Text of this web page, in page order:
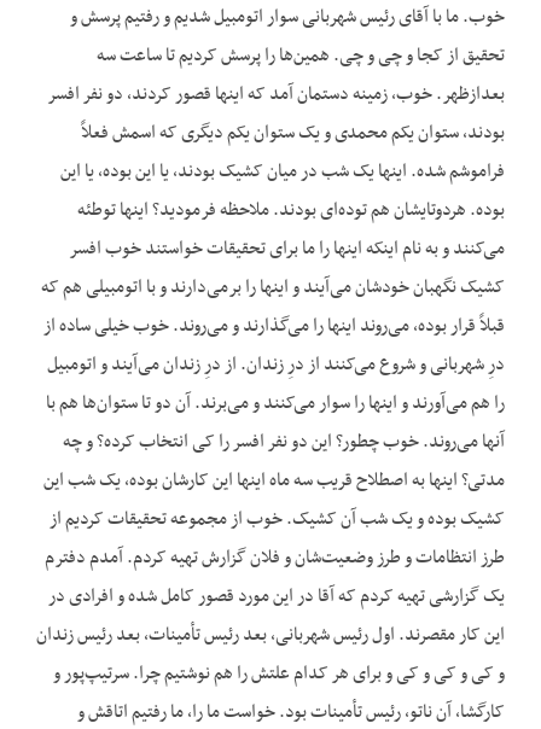
خوب. ما با آقای رئیس شهربانی سوار اتومبیل شدیم و رفتیم پرسش و
تحقیق از کجا و چی و چی. همین‌ها را پرسش کردیم تا ساعت سه
بعدازظهر. خوب، زمینه دستمان آمد که اینها قصور کردند، دو نفر افسر
بودند، ستوان یکم محمدی و یک ستوان یکم دیگری که اسمش فعلاً
فراموشم شده. اینها یک شب در میان کشیک بودند، یا این بوده، یا این
بوده. هردوتایشان هم توده‌ای بودند. ملاحظه فرمودید؟ اینها توطئه
می‌کنند و به نام اینکه اینها را ما برای تحقیقات خواستند خوب افسر
کشیک نگهبان خودشان می‌آیند و اینها را برمی‌دارند و با اتومبیلی هم که
قبلاً قرار بوده، می‌روند اینها را می‌گذارند و می‌روند. خوب خیلی ساده از
درِ شهربانی و شروع می‌کنند از درِ زندان. از درِ زندان می‌آیند و اتومبیل
را هم می‌آورند و اینها را سوار می‌کنند و می‌برند. آن دو تا ستوان‌ها هم با
آنها می‌روند. خوب چطور؟ این دو نفر افسر را کی انتخاب کرده؟ و چه
مدتی؟ اینها به اصطلاح قریب سه ماه اینها این کارشان بوده، یک شب این
کشیک بوده و یک شب آن کشیک. خوب از مجموعه تحقیقات کردیم از
طرز انتظامات و طرز وضعیت‌شان و فلان گزارش تهیه کردم. آمدم دفترم
یک گزارشی تهیه کردم که آقا در این مورد قصور کامل شده و افرادی در
این کار مقصرند. اول رئیس شهربانی، بعد رئیس تأمینات، بعد رئیس زندان
و کی و کی و کی و برای هر کدام علتش را هم نوشتیم چرا. سرتیپ‌پور و
کارگشا، آن ناتو، رئیس تأمینات بود. خواست ما را، ما رفتیم اتاقش و